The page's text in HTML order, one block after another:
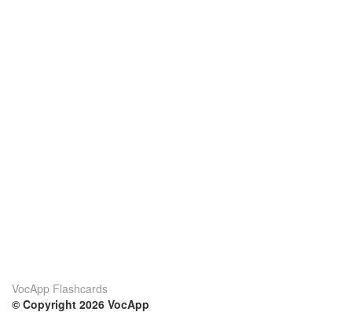
VocApp Flashcards
© Copyright 2026 VocApp